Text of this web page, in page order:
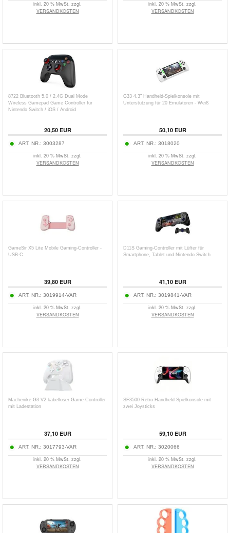
inkl. 20 % MwSt. zzgl.
VERSANDKOSTEN
inkl. 20 % MwSt. zzgl.
VERSANDKOSTEN
8722 Bluetooth 5.0 / 2.4G Dual Mode
Wireless Gamepad Game Controller für
Nintendo Switch / iOS / Android
20,50EUR
ART. NR.: 3003287
inkl. 20 % MwSt. zzgl.
VERSANDKOSTEN
G33 4.3" Handheld-Spielkonsole mit
Unterstützung für 20 Emulatoren - Weiß
50,10EUR
ART. NR.: 3018020
inkl. 20 % MwSt. zzgl.
VERSANDKOSTEN
GameSir X5 Lite Mobile Gaming-Controller -
USB-C
39,80EUR
ART. NR.: 3019914-VAR
inkl. 20 % MwSt. zzgl.
VERSANDKOSTEN
D11S Gaming-Controller mit Lüfter für
Smartphone, Tablet und Nintendo Switch
41,10EUR
ART. NR.: 3019841-VAR
inkl. 20 % MwSt. zzgl.
VERSANDKOSTEN
Machenike G3 V2 kabelloser Game-Controller
mit Ladestation
37,10EUR
ART. NR.: 3017793-VAR
inkl. 20 % MwSt. zzgl.
VERSANDKOSTEN
SF3500 Retro-Handheld-Spielkonsole mit
zwei Joysticks
59,10EUR
ART. NR.: 3020066
inkl. 20 % MwSt. zzgl.
VERSANDKOSTEN